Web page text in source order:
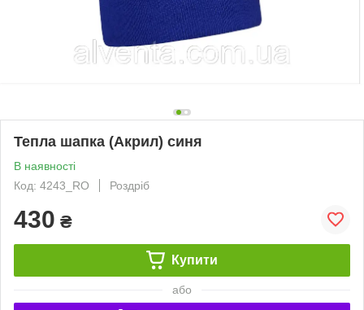
Тепла шапка (Акрил) синя
В наявності
Код: 4243_RO
Роздріб
430 ₴
Купити
або